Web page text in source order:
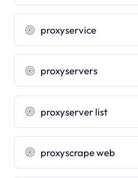
proxyservice
proxyservers
proxyserver list
proxyscrape web